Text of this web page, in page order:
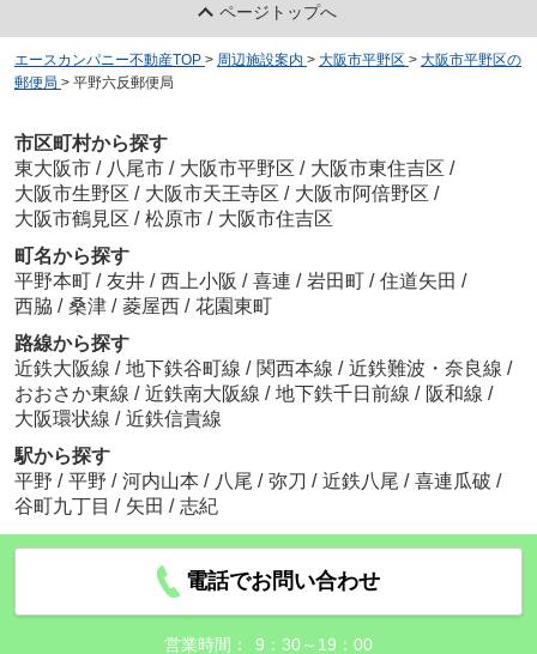
ページトップへ
エースカンパニー不動産TOP > 周辺施設案内 > 大阪市平野区 > 大阪市平野区の
郵便局 > 平野六反郵便局
市区町村から探す
東大阪市 / 八尾市 / 大阪市平野区 / 大阪市東住吉区 /
大阪市生野区 / 大阪市天王寺区 / 大阪市阿倍野区 /
大阪市鶴見区 / 松原市 / 大阪市住吉区
町名から探す
平野本町 / 友井 / 西上小阪 / 喜連 / 岩田町 / 住道矢田 /
西脇 / 桑津 / 菱屋西 / 花園東町
路線から探す
近鉄大阪線 / 地下鉄谷町線 / 関西本線 / 近鉄難波・奈良線 /
おおさか東線 / 近鉄南大阪線 / 地下鉄千日前線 / 阪和線 /
大阪環状線 / 近鉄信貴線
駅から探す
平野 / 平野 / 河内山本 / 八尾 / 弥刀 / 近鉄八尾 / 喜連瓜破 /
谷町九丁目 / 矢田 / 志紀
電話でお問い合わせ
営業時間： 9：30～19：00